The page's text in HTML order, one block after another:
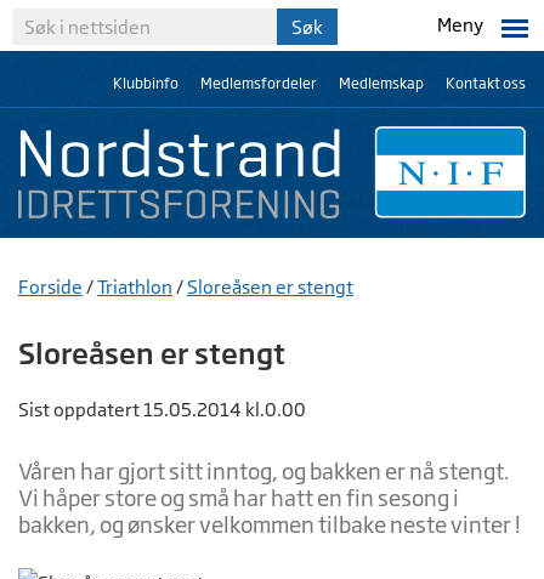
Meny
Klubbinfo Medlemsfordeler Medlemskap Kontakt oss
Forside /Triathlon /Sloreåsen er stengt
Sloreåsen er stengt
Sist oppdatert 15.05.2014 kl.0.00
Våren har gjort sitt inntog, og bakken er nå stengt.
Vi håper store og små har hatt en fin sesong i
bakken, og ønsker velkommen tilbake neste vinter !